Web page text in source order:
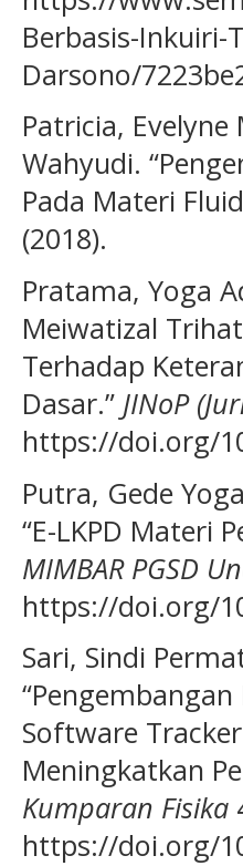
Berbasis-
Darsono/
Patricia,
Wahyudi.
Pada Materi
(2018).
Pratama, Yoga
Meiwatizal
Terhadap
Dasar.” JINoP
https://doi.org/
Putra, Gede
“E-LKPD Materi
MIMBAR PGSD
https://doi.org/
Sari, Sindi
Software
Meningkatkan
Kumparan Fisika
https://doi.org/